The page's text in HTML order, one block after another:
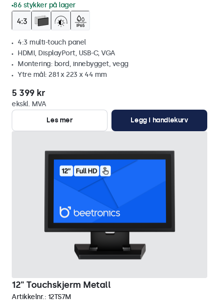
86 stykker på lager
4:3 multi-touch panel
HDMI, DisplayPort, USB-C, VGA
Montering: bord, innebygget, vegg
Ytre mål: 281 x 223 x 44 mm
5 399 kr
ekskl. MVA
Les mer
Legg i handlekurv
12" Touchskjerm Metall
Artikkelnr.: 12TS7M